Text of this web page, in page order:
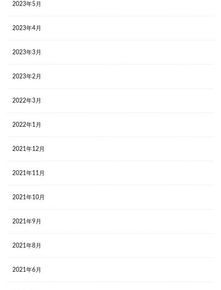
2023年5月
2023年4月
2023年3月
2023年2月
2022年3月
2022年1月
2021年12月
2021年11月
2021年10月
2021年9月
2021年8月
2021年6月